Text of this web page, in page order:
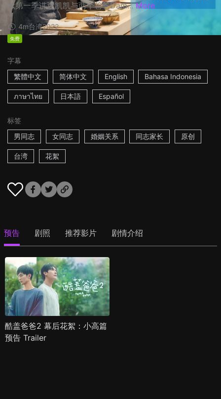
续第一季讲述凯凯与两个爸爸Dam... More
4m台湾2022
免费
字幕
繁體中文
简体中文 English Bahasa Indonesia
ภาษาไทย 日本語 Español
标签
男同志
女同志 婚姻关系 同志家长 原创
台湾 花絮
预告 剧照 推荐影片 剧情介绍
酷盖爸爸2 幕后花絮：小高篇
预告 Trailer